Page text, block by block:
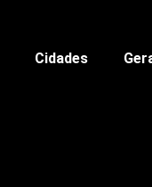
Cidades